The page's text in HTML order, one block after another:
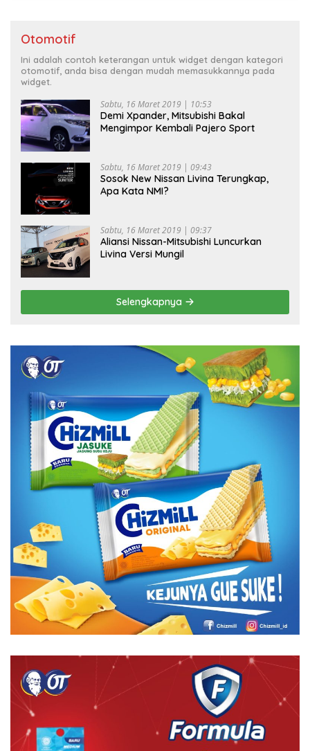
Otomotif
Ini adalah contoh keterangan untuk widget dengan kategori
otomotif, anda bisa dengan mudah memasukkannya pada
widget.
Sabtu, 16 Maret 2019 | 10:53
Demi Xpander, Mitsubishi Bakal
Mengimpor Kembali Pajero Sport
Sabtu, 16 Maret 2019 | 09:43
Sosok New Nissan Livina Terungkap,
Apa Kata NMI?
Sabtu, 16 Maret 2019 | 09:37
Aliansi Nissan-Mitsubishi Luncurkan
Livina Versi Mungil
Selengkapnya